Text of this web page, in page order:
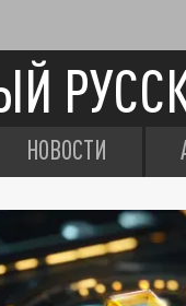
НОВОСТИ